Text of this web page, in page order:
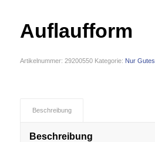
Auflaufform
Artikelnummer: 29200550 Kategorie: Nur Gutes
Beschreibung
Beschreibung